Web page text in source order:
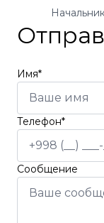
Имя*
Телефон*
Сообщение